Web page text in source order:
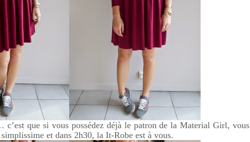
que si vous possédez déjà le patron de la Material Girl, vous
et dans 2h30, la It-Robe est à vous.